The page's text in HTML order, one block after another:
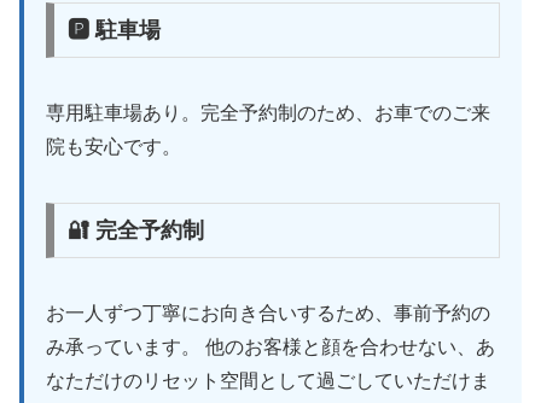
🅿 駐車場
専用駐車場あり。完全予約制のため、お車でのご来
院も安心です。
🔐 完全予約制
お一人ずつ丁寧にお向き合いするため、事前予約の
み承っています。 他のお客様と顔を合わせない、あ
なただけのリセット空間として過ごしていただけま